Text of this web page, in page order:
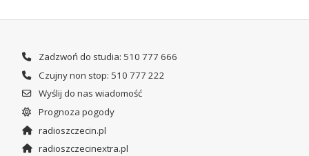
Zadzwoń do studia: 510 777 666
Czujny non stop: 510 777 222
Wyślij do nas wiadomość
Prognoza pogody
radioszczecin.pl
radioszczecinextra.pl